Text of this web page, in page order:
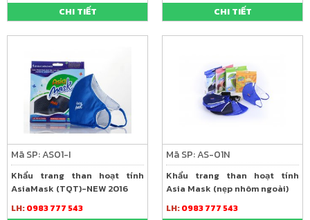
CHI TIẾT CHI TIẾT
Mã SP: AS01-I
Khẩu trang than hoạt tính
AsiaMask (TQT)-NEW 2016
LH:0983 777 543
Mã SP: AS-01N
Khẩu trang than hoạt tính
Asia Mask (nẹp nhôm ngoài)
LH:0983 777 543